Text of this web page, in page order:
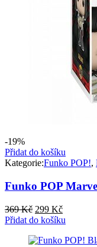
-19%
Přidat do košíku
Kategorie:Funko POP!,
Funko POP
369Kč Původní
cena
369 Kč.
299 KčAktuální
cena
299 Kč.
Přidat do košíku